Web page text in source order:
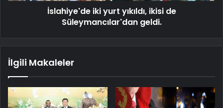
İslahiye'de iki yurt yıkıldı, ikisi de
Süleymancılar'dan geldi.
İlgili Makaleler